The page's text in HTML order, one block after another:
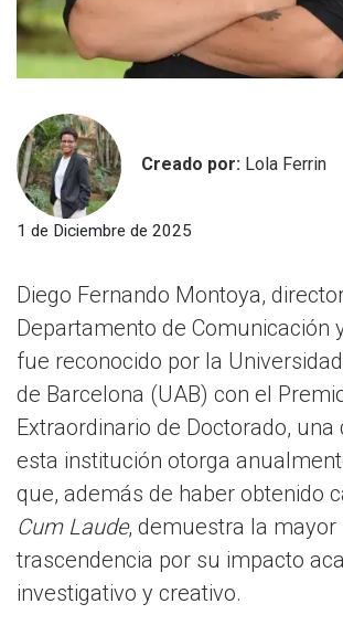
Creado por: Lola Ferrin
1 de Diciembre de 2025
Diego Fernando Montoya,
Departamento de Comunicación
fue reconocido por la
de Barcelona (UAB) con el
Extraordinario de Doctorado, una
esta institución otorga
que, además de haber obtenido
Cum Laude, demuestra la mayor
trascendencia por su impacto
investigativo y creativo.